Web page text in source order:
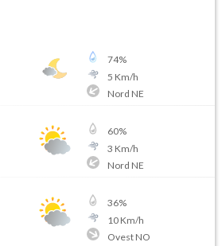
74%
5 Km/h
Nord NE
60%
3 Km/h
Nord NE
36%
10Km/h
Ovest NO